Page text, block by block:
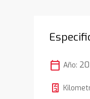
calendar_today Año: